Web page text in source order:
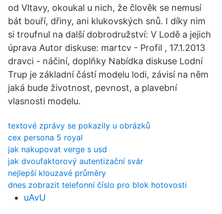
od Vltavy, okoukal u nich, že člověk se nemusí
bát bouří, dřiny, ani klukovských snů. I díky nim
si troufnul na další dobrodružství: V Lodě a jejich
úprava Autor diskuse: martcv - Profil , 17.1.2013
dravci - náčiní, doplňky Nabídka diskuse Lodní
Trup je základní částí modelu lodi, závisí na něm
jaká bude životnost, pevnost, a plavební
vlasnosti modelu.
textové zprávy se pokazily u obrázků
cex persona 5 royal
jak nakupovat verge s usd
jak dvoufaktorový autentizační svár
nejlepší klouzavé průměry
dnes zobrazit telefonní číslo pro blok hotovosti
uAvU